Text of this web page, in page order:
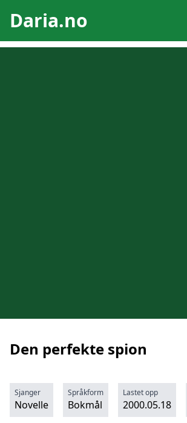
Daria.no
Den perfekte spion
Sjanger
Novelle
Språkform
Bokmål
Lastet opp
2000.05.18